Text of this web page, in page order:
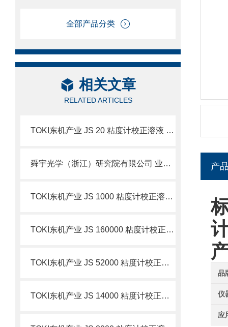
全部产品分类
相关文章
RELATED ARTICLES
TOKI东机产业 JS 20 粘度计校正溶液 简介
舜宇光学（浙江）研究院有限公司 业务简介
TOKI东机产业 JS 1000 粘度计校正溶液 简介
TOKI东机产业 JS 160000 粘度计校正溶液 简介
TOKI东机产业 JS 52000 粘度计校正溶液 简介
TOKI东机产业 JS 14000 粘度计校正溶液 简介
产
品
仪
应